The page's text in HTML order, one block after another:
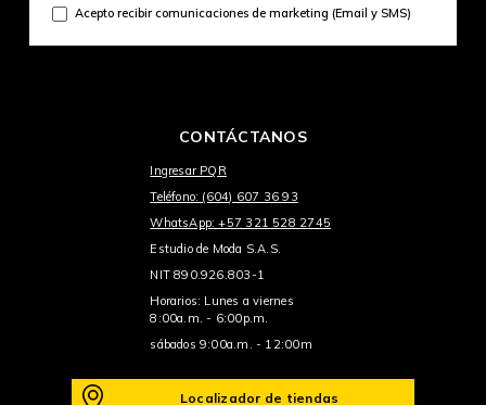
Acepto recibir comunicaciones de marketing (Email y SMS)
CONTÁCTANOS
Ingresar PQR
Teléfono: (604) 607 36 93
WhatsApp: +57 321 528 2745
Estudio de Moda S.A.S.
NIT 890.926.803-1
Horarios: Lunes a viernes
8:00a.m. - 6:00p.m.
sábados 9:00a.m. - 12:00m
Localizador de tiendas